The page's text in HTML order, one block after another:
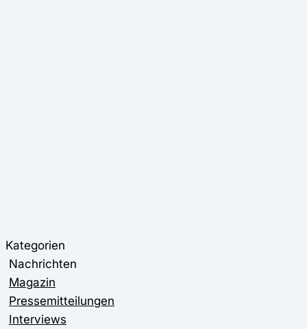
Kategorien
Nachrichten
Magazin
Pressemitteilungen
Interviews